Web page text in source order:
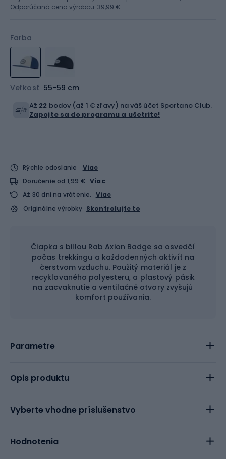
Farba
Veľkosť 55-59 cm
Odporúčaná cena výrobcu: 39,99 €
Až 22 bodov (až 1 € zľavy) na váš účet Sportano Club.
Zapojte sa do programu a ušetrite!
Rýchle odoslanie
Viac
Doručenie od 1,99 € Viac
Až 30 dní na vrátenie. Viac
Originálne výrobky Skontrolujte to
Čiapka s billou Rab Axion Badge sa osvedčí
počas trekkingu a každodenných aktivít na
čerstvom vzduchu. Použitý materiál je z
recyklovaného polyesteru, a plastový pásik
na zacvaknutie a ventilačné otvory zvyšujú
komfort používania.
Parametre
Opis produktu
Vyberte vhodne príslušenstvo
Hodnotenia